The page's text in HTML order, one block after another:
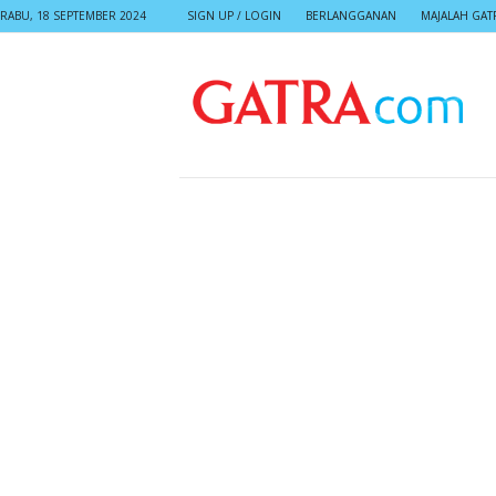
RABU, 18 SEPTEMBER 2024 SIGN UP / LOGIN BERLANGGANAN MAJALAH